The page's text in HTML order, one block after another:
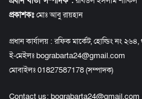
প্রকাশকঃমোঃ আবু রায়হান
প্রধান কার্যালয় : রফিক মার্কেট, হোল্ডিং নং
ই-মেইলঃ bograbarta24@gmail.com
মোবাইলঃ 01827587178 (সম্পাদক)
Contact us: bograbarta24@gmail.com